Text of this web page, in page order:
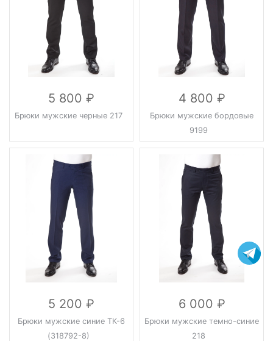
5 800
Брюки мужские черные 217
4 800
Брюки мужские бордовые
9199
5 200
Брюки мужские синие ТК-6
(318792-8)
6 000
Брюки мужские темно-синие
218